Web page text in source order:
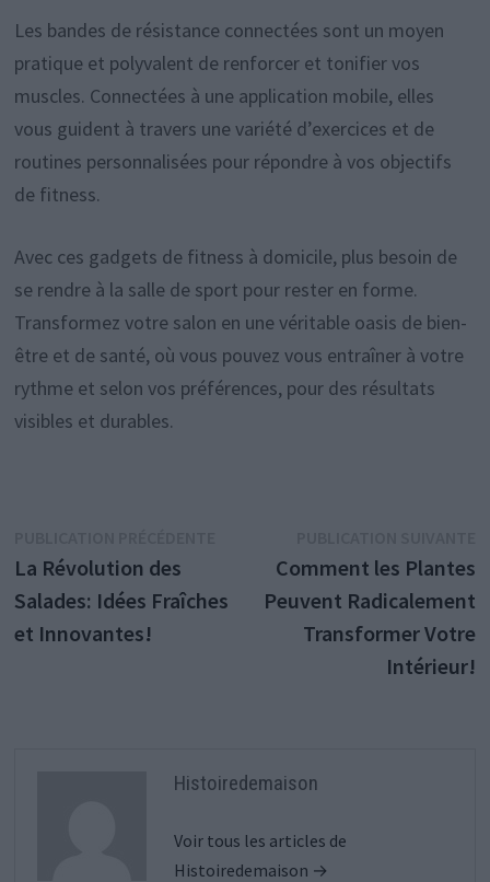
Les bandes de résistance connectées sont un moyen
pratique et polyvalent de renforcer et tonifier vos
muscles. Connectées à une application mobile, elles
vous guident à travers une variété d’exercices et de
routines personnalisées pour répondre à vos objectifs
de fitness.
Avec ces gadgets de fitness à domicile, plus besoin de
se rendre à la salle de sport pour rester en forme.
Transformez votre salon en une véritable oasis de bien-
être et de santé, où vous pouvez vous entraîner à votre
rythme et selon vos préférences, pour des résultats
visibles et durables.
de
l’article
précédente :
La Révolution des
Salades: Idées Fraîches
et Innovantes!
Comment les Plantes
Peuvent Radicalement
Transformer Votre
Intérieur!
Histoiredemaison
Voir tous les articles de
Histoiredemaison →